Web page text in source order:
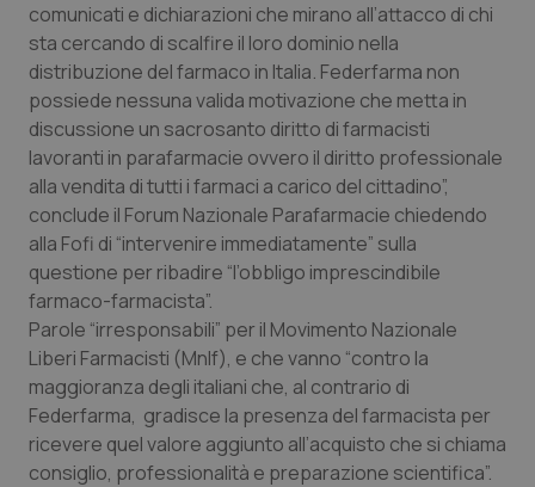
Provincia Autonoma di Trento
Puglia
Sardegna
Sicilia
Toscana
Umbria
Valle D’Aosta
Veneto
Ipertensione & Scompenso
Malattie rare
Malattia di Crohn & Rettocolite Ulcerosa
Neuroscienze & patologie neurodegenerative
Obesità
Oftalmologia
Oncodermatologia
Oncoematologia
comunicati e dichiarazioni che mirano all’attacco di chi
sta cercando di scalfire il loro dominio nella
distribuzione del farmaco in Italia. Federfarma non
possiede nessuna valida motivazione che metta in
discussione un sacrosanto diritto di farmacisti
lavoranti in parafarmacie ovvero il diritto professionale
alla vendita di tutti i farmaci a carico del cittadino”,
conclude il Forum Nazionale Parafarmacie chiedendo
alla Fofi di “intervenire immediatamente” sulla
questione per ribadire “l’obbligo imprescindibile
farmaco-farmacista”.
Parole “irresponsabili” per il Movimento Nazionale
Liberi Farmacisti (Mnlf), e che vanno “contro la
maggioranza degli italiani che, al contrario di
Federfarma, gradisce la presenza del farmacista per
ricevere quel valore aggiunto all’acquisto che si chiama
consiglio, professionalità e preparazione scientifica”.